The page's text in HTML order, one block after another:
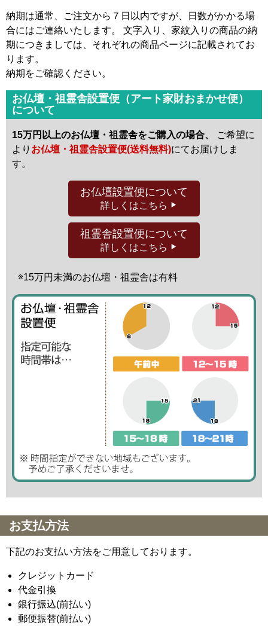
納期は通常、ご注文から７日以内ですが、日数がかかる場
合にはご連絡いたします。 文字入り、家紋入りの商品の納
期につきましては、それぞれの商品ページに記載されてお
ります。
納期をご確認ください。
お仏壇・祖霊舎設置便（アート家財おまかせ便）
について
15万円以上のお仏壇・祖霊舎をご購入の場合、
ご希望に
より お仏壇・祖霊舎設置便(送料無料)にてお届けしま
す。
お仏壇設置便について
詳しくはこちら
祖霊舎設置便について
詳しくはこちら
※15万円未満のお仏壇・祖霊舎は有料
お支払方法
下記のお支払い方法をご用意しております。
クレジットカード
代金引換
銀行振込(前払い)
郵便振替(前払い)